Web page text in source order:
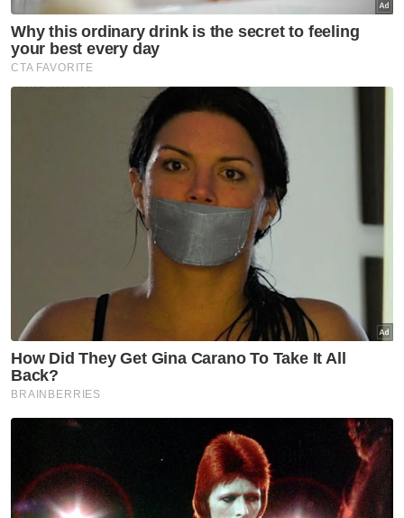
menyebankan papan tanda di kedai sebelah
pusat khidmatnya rosak teruk.
Artikel Berkaitan:
2,575 kes pokok tumbang dilaporkan sejak Januari
hingga Julai - JBPM
Angin kencang: MBPP akan tebang 54 batang pokok
Hujan lebat, beberapa kawasan di Nibong Tebal
dilanda banjir kilat